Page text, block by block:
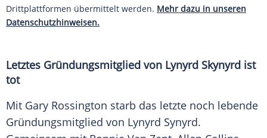
Drittplattformen übermittelt werden. Mehr dazu in unseren
Datenschutzhinweisen.
Letztes Gründungsmitglied von Lynyrd Skynyrd ist
tot
Mit Gary Rossington starb das letzte noch lebende
Gründungsmitglied von Lynyrd Synyrd.